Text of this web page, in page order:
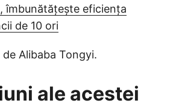
îmbunătățește eficiența
de 10 ori
de Alibaba Tongyi.
ale acestei